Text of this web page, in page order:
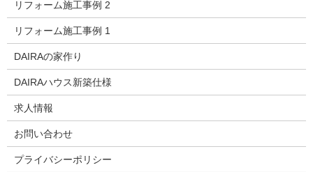
リフォーム施工事例 2
リフォーム施工事例 1
DAIRAの家作り
DAIRAハウス新築仕様
求人情報
お問い合わせ
プライバシーポリシー